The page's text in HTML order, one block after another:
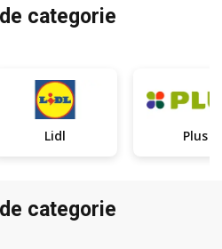
categorie
Lidl Plus
categorie